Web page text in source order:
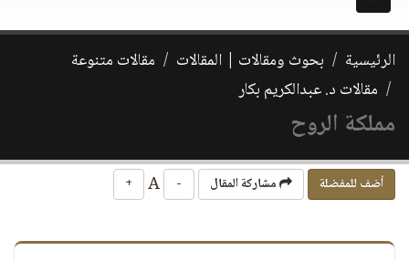
الرئيسية بحوث ومقالات | المقالات
مقالات متنوعة
مقالات د. عبدالكريم بكار
مملكة الروح
أضف للمفضلة مشاركة المقال -
+